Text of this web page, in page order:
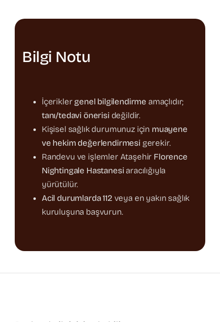
Bilgi Notu
İçeriklergenel bilgilendirme amaçlıdır;
tanı/tedavi önerisideğildir.
Kişisel sağlık durumunuz için muayene
ve hekim değerlendirmesigerekir.
Randevu ve işlemler Ataşehir Florence
Nightingale Hastanesiaracılığıyla
yürütülür.
Acil durumlarda 112 veya en yakın sağlık
kuruluşuna başvurun.